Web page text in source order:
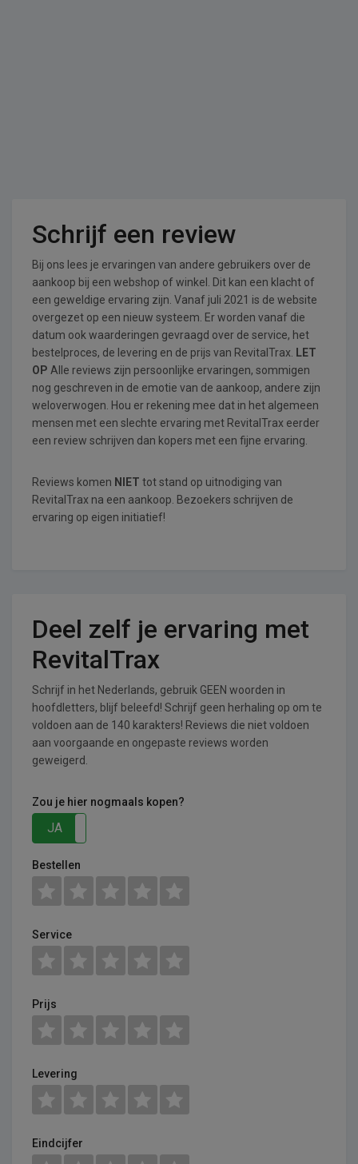
Schrijf een review
Bij ons lees je ervaringen van andere gebruikers over de
aankoop bij een webshop of winkel. Dit kan een klacht of
een geweldige ervaring zijn. Vanaf juli 2021 is de website
overgezet op een nieuw systeem. Er worden vanaf die
datum ook waarderingen gevraagd over de service, het
bestelproces, de levering en de prijs van RevitalTrax.
LET
OP Alle reviews zijn persoonlijke ervaringen, sommigen
nog geschreven in de emotie van de aankoop, andere zijn
weloverwogen. Hou er rekening mee dat in het algemeen
mensen met een slechte ervaring met RevitalTrax eerder
een review schrijven dan kopers met een fijne ervaring.
Reviews komen NIET tot stand op uitnodiging van
RevitalTrax na een aankoop. Bezoekers schrijven de
ervaring op eigen initiatief!
Deel zelf je ervaring met
RevitalTrax
Schrijf in het Nederlands, gebruik GEEN woorden in
hoofdletters, blijf beleefd! Schrijf geen herhaling op om te
voldoen aan de 140 karakters! Reviews die niet voldoen
aan voorgaande en ongepaste reviews worden
geweigerd.
Zou je hier nogmaals kopen?
JA
Bestellen
Service
Prijs
Levering
Eindcijfer